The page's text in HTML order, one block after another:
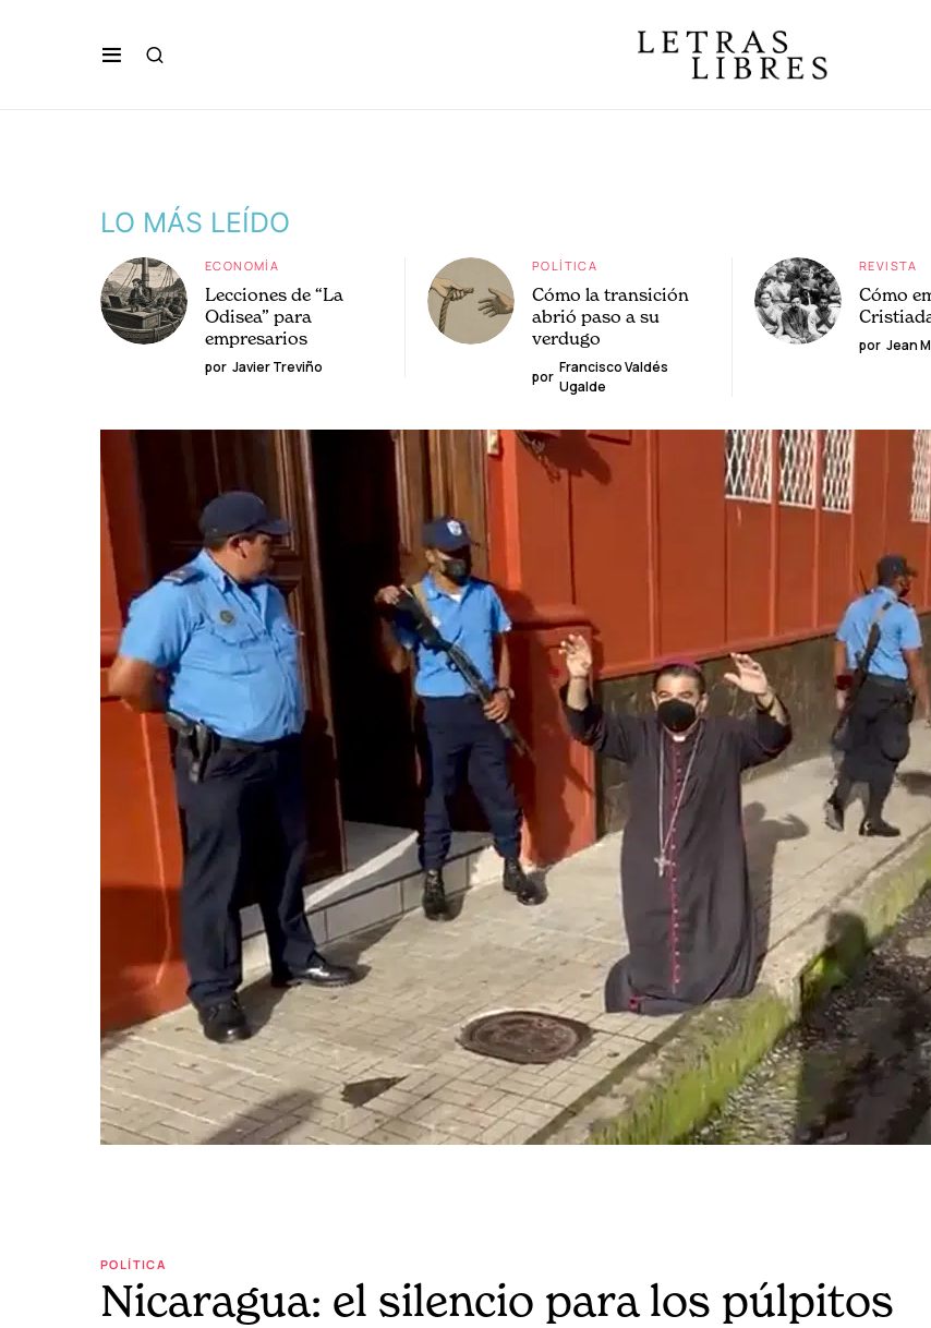
LO MÁS LEÍDO
ECONOMÍA
Lecciones de “La
Odisea” para
empresarios
por Javier Treviño
POLÍTICA
Cómo la transición
abrió paso a su
verdugo
por
Francisco Valdés
Ugalde
REVISTA
Cómo
por Jean
POLÍTICA
Nicaragua: el silencio para los púlpitos